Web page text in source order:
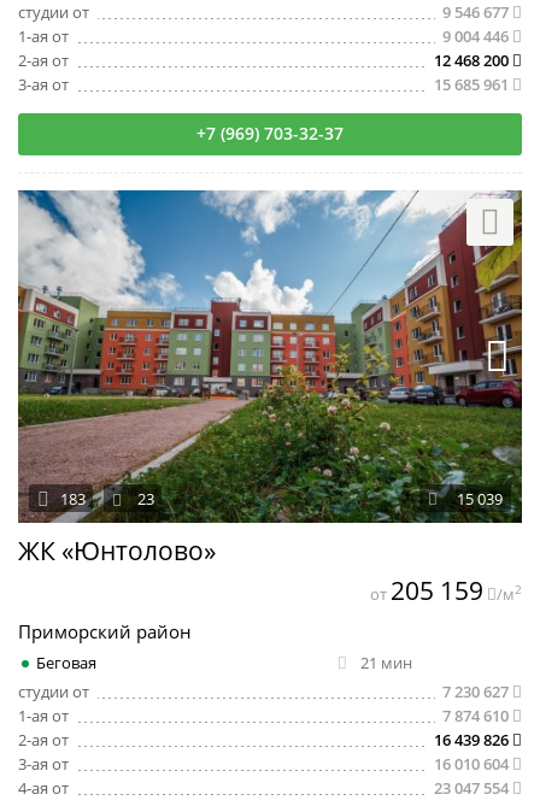
студии от
9 546 677
1-ая от
9 004 446
2-ая от
12 468 200
3-ая от
15 685 961
+7 (969) 703-32-37
ЖК «Юнтолово»
15 039
183 23
Приморский район
Беговая
21 мин
студии от
7 230 627
1-ая от
7 874 610
2-ая от
16 439 826
3-ая от
16 010 604
4-ая от
23 047 554
от 205 159 /м2